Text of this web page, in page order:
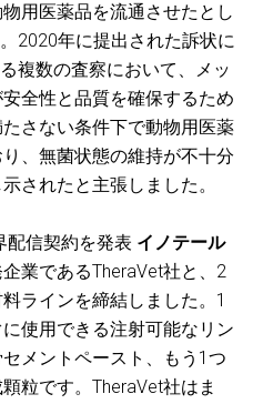
用医薬品を流通させたとし
2020年に提出された訴状に
複数の査察において、メッ
全性と品質を確保するため
さない条件下で動物用医薬
、無菌状態の維持が不十分
されたと主張しました。
配信契約を発表 イノテール
業であるTheraVet社と、2
ラインを締結しました。1
使用できる注射可能なリン
メントペースト、もう1つ
粒です。TheraVet社はま